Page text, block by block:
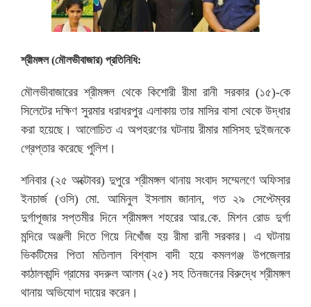
শ্রীমঙ্গল (মৌলভীবাজার) প্রতিনিধি:
মৌলভীবাজারের শ্রীমঙ্গল থেকে কিশোরী রীমা রানী সরকার (১৫)-কে
সিলেটের দক্ষিণ সুরমার ধরাধরপুর এলাকায় তার মাসির বাসা থেকে উদ্ধার
করা হয়েছে। আলোচিত এ অপহরণের ঘটনায় রীমার মাসিসহ দুইজনকে
গ্রেপ্তার করেছে পুলিশ।
শনিবার (২৫ অক্টোবর) দুপুরে শ্রীমঙ্গল থানায় সংবাদ সম্মেলণে অফিসার
ইনচার্জ (ওসি) মো. আমিনুল ইসলাম জানান, গত ২৯ সেপ্টেম্বর
দুর্গাপূজার সপ্তমীর দিনে শ্রীমঙ্গল শহরের আর.কে. মিশন রোড দুর্গা
মন্দিরে অঞ্জলী দিতে গিয়ে নিখোঁজ হয় রীমা রানী সরকার। এ ঘটনায়
ভিকটিমের পিতা মতিলাল বিশ্বাস বাদী হয়ে কমলগঞ্জ উপজেলার
কাঠালকান্দি গ্রামের বদরুল আলম (২৫) সহ তিনজনের বিরুদ্ধে শ্রীমঙ্গল
থানায় অভিযোগ দায়ের করেন।